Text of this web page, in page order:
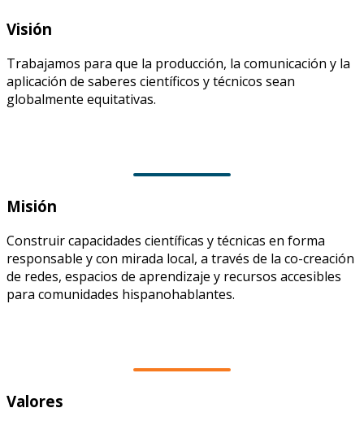
Visión
Trabajamos para que la producción, la comunicación y la
aplicación de saberes científicos y técnicos sean
globalmente equitativas.
Misión
Construir capacidades científicas y técnicas en forma
responsable y con mirada local, a través de la co-creación
de redes, espacios de aprendizaje y recursos accesibles
para comunidades hispanohablantes.
Valores